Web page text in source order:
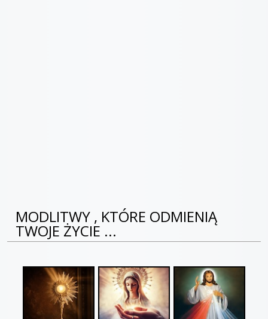
MODLITWY , KTÓRE ODMIENIĄ
TWOJE ŻYCIE ...